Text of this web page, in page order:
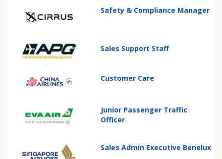
Safety & Compliance Manager
Sales Support Staff
Customer Care
Junior Passenger Traffic
Officer
Sales Admin Executive Benelux